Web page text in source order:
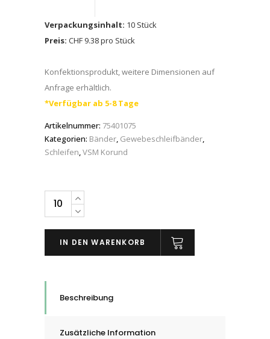
Verpackungsinhalt: 10 Stück
Preis: CHF 9.38 pro Stück
Konfektionsprodukt, weitere Dimensionen auf
Anfrage erhältlich.
*Verfügbar ab 5-8 Tage
Artikelnummer: 75401075
Kategorien: Bänder, Gewebeschleifbänder,
Schleifen,VSM Korund
VSM
Schleifband
Gewebe
KorundIN DEN WARENKORB
Beschreibung
Zusätzliche Information